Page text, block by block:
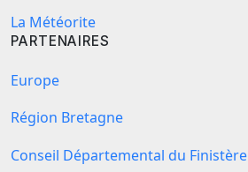
La Météorite
PARTENAIRES
Europe
Région Bretagne
Conseil Départemental du Finistère